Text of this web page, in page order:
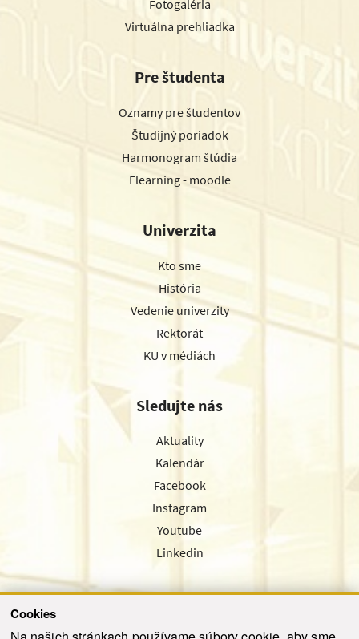
Cookies
Fotogaléria
Virtuálna prehliadka
Pre študenta
Oznamy pre študentov
Študijný poriadok
Harmonogram štúdia
Elearning - moodle
Univerzita
Kto sme
História
Vedenie univerzity
Rektorát
KU v médiách
Sledujte nás
Aktuality
Kalendár
Facebook
Instagram
Youtube
Linkedin